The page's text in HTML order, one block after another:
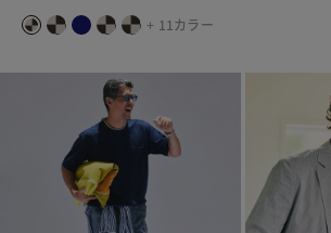
+ 11カラー